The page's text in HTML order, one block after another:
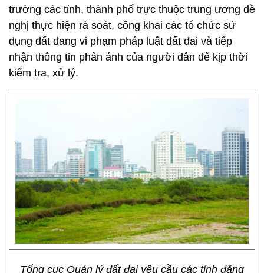
trường các tỉnh, thành phố trực thuộc trung ương đề
nghị thực hiện rà soát, công khai các tổ chức sử
dụng đất đang vi phạm pháp luật đất đai và tiếp
nhận thông tin phản ánh của người dân để kịp thời
kiểm tra, xử lý.
Tổng cục Quản lý đất đai yêu cầu các tỉnh đăng